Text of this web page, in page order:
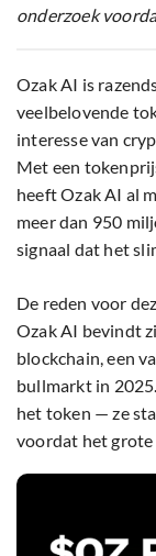
onderzoek
Ozak AI is
veelbelovende
interesse van
Met een
heeft Ozak AI al
meer dan 950
signaal dat het
De reden voor
Ozak AI bevindt
blockchain, een
bullmarkt in
het token — ze
voordat het